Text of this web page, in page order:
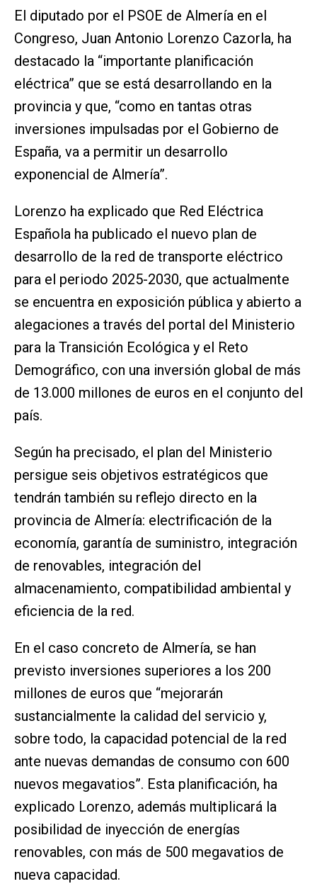
El diputado por el PSOE de Almería en el
Congreso, Juan Antonio Lorenzo Cazorla, ha
destacado la “importante planificación
eléctrica” que se está desarrollando en la
provincia y que, “como en tantas otras
inversiones impulsadas por el Gobierno de
España, va a permitir un desarrollo
exponencial de Almería”.
Lorenzo ha explicado que Red Eléctrica
Española ha publicado el nuevo plan de
desarrollo de la red de transporte eléctrico
para el periodo 2025-2030, que actualmente
se encuentra en exposición pública y abierto a
alegaciones a través del portal del Ministerio
para la Transición Ecológica y el Reto
Demográfico, con una inversión global de más
de 13.000 millones de euros en el conjunto del
país.
Según ha precisado, el plan del Ministerio
persigue seis objetivos estratégicos que
tendrán también su reflejo directo en la
provincia de Almería: electrificación de la
economía, garantía de suministro, integración
de renovables, integración del
almacenamiento, compatibilidad ambiental y
eficiencia de la red.
En el caso concreto de Almería, se han
previsto inversiones superiores a los 200
millones de euros que “mejorarán
sustancialmente la calidad del servicio y,
sobre todo, la capacidad potencial de la red
ante nuevas demandas de consumo con 600
nuevos megavatios”. Esta planificación, ha
explicado Lorenzo, además multiplicará la
posibilidad de inyección de energías
renovables, con más de 500 megavatios de
nueva capacidad.